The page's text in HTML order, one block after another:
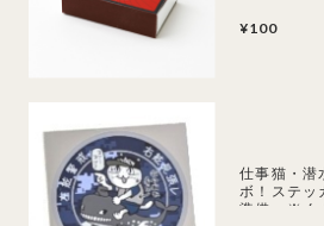
¥100
仕事猫・潜
ボ！ステ
準備 ※く